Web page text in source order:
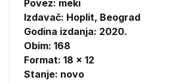
Povez: meki
Izdavač: Hoplit, Beograd
Godina izdanja: 2020.
Obim: 168
Format: 18 x 12
Stanje: novo